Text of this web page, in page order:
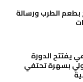
بطعم الطرب ورسالة
يفتتح الدورة
بسهرة تحتفي